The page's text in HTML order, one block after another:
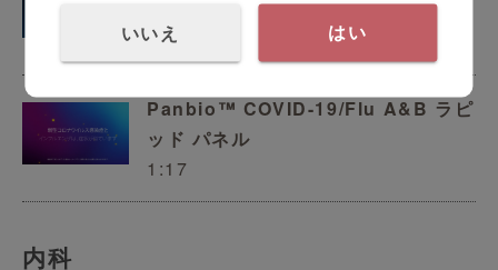
1:59
Panbio™ COVID-19/Flu A&B ラピ
ッド パネル
1:17
内科
いいえ はい